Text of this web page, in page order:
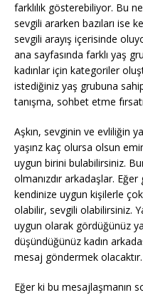
farklılık gösterebiliyor. Bu
sevgili ararken bazıları ise
sevgili arayış içerisinde
ana sayfasında farklı yaş
kadınlar için kategoriler
istediğiniz yaş grubuna
tanışma, sohbet etme
Aşkın, sevginin ve evliliğin
yaşınz kaç olursa olsun
uygun birini bulabilirsiniz.
olmanızdır arkadaşlar. Eğer
kendinize uygun kişilerle
olabilir, sevgili olabilirsiniz.
uygun olarak gördüğünüz
düşündüğünüz kadın
mesaj göndermek olacaktır.
Eğer ki bu mesajlaşmanın